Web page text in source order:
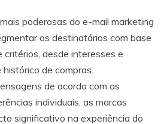
poderosas do e-mail marketing
os destinatários com base
critérios, desde interesses e
de compras.
de acordo com as
individuais, as marcas
significativo na experiência do